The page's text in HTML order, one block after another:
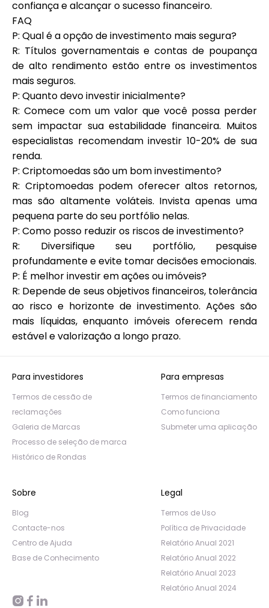
confiança e alcançar o sucesso financeiro.
FAQ
P: Qual é a opção de investimento mais segura?
R: Títulos governamentais e contas de poupança
de alto rendimento estão entre os investimentos
mais seguros.
P: Quanto devo investir inicialmente?
R: Comece com um valor que você possa perder
sem impactar sua estabilidade financeira. Muitos
especialistas recomendam investir 10-20% de sua
renda.
P: Criptomoedas são um bom investimento?
R: Criptomoedas podem oferecer altos retornos,
mas são altamente voláteis. Invista apenas uma
pequena parte do seu portfólio nelas.
P: Como posso reduzir os riscos de investimento?
R: Diversifique seu portfólio, pesquise
profundamente e evite tomar decisões emocionais.
P: É melhor investir em ações ou imóveis?
R: Depende de seus objetivos financeiros, tolerância
ao risco e horizonte de investimento. Ações são
mais líquidas, enquanto imóveis oferecem renda
estável e valorização a longo prazo.
Para investidores
Termos de cessão de
reclamações
Galeria de Marcas
Processo de seleção de marca
Histórico de Rondas
Para empresas
Termos de financiamento
Como funciona
Submeter uma aplicação
Sobre
Blog
Contacte-nos
Centro de Ajuda
Base de Conhecimento
Legal
Termos de Uso
Política de Privacidade
Relatório Anual 2021
Relatório Anual 2022
Relatório Anual 2023
Relatório Anual 2024